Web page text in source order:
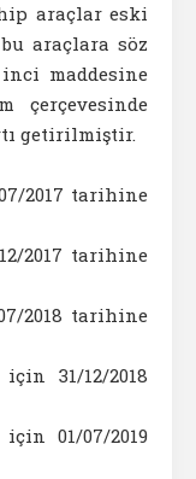
araçlar eski
araçlara söz
maddesine
çerçevesinde
getirilmiştir.
2017 tarihine
2017 tarihine
2018 tarihine
31/12/2018
01/07/2019